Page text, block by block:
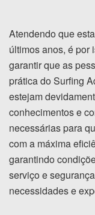
Atendendo que
últimos anos, é por
garantir que as
prática do Surfing
estejam
conhecimentos e
necessárias para
com a máxima
garantindo
serviço e
necessidades e